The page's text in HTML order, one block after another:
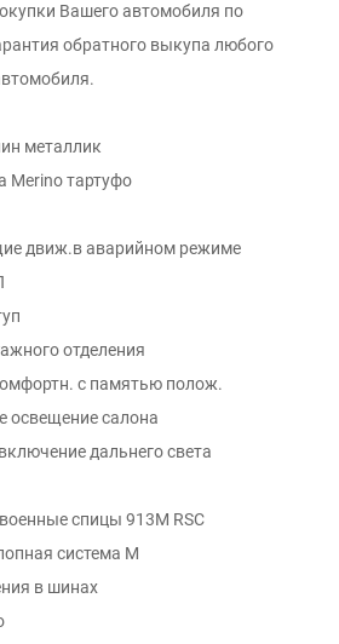
Вашего автомобиля по
обратного выкупа любого
металлик
Merino тартуфо
движ.в аварийном режиме
отделения
с памятью полож.
освещение салона
дальнего света
спицы 913M RSC
система M
в шинах